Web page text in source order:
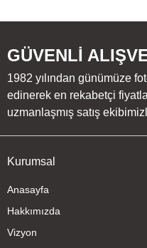
GÜVENLİ
1982 yılından günümüze
edinerek en rekabetçi
uzmanlaşmış satış
Kurumsal
Anasayfa
Hakkımızda
Vizyon